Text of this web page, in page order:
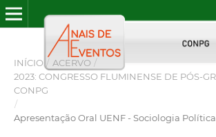
INÍCIO / ACERVO /
2023: CONGRESSO FLUMINENSE DE PÓS-
CONPG
/
Apresentação Oral UENF - Sociologia Política